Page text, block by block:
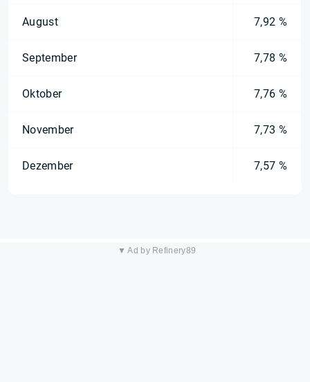
August 7,92 %
September 7,78 %
Oktober 7,76 %
November 7,73 %
Dezember 7,57 %
▼ Ad by Refinery89